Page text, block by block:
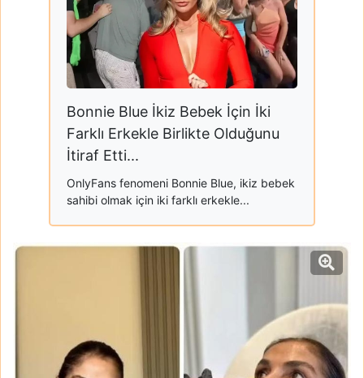
Bonnie Blue İkiz Bebek İçin İki
Farklı Erkekle Birlikte Olduğunu
İtiraf Etti...
OnlyFans fenomeni Bonnie Blue, ikiz bebek
sahibi olmak için iki farklı erkekle...